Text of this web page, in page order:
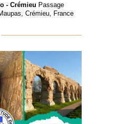
- Crémieu Passage
Crémieu, France